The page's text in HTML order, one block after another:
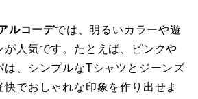
ルコーデでは、明るいカラーや遊
が人気です。たとえば、ピンクや
は、シンプルなTシャツとジーンズ
でおしゃれな印象を作り出せま